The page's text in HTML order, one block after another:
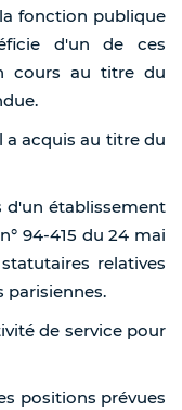
fonction publique
d'un de ces
cours au titre du
a acquis au titre du
d'un établissement
94-415 du 24 mai
relatives
parisiennes.
de service pour
positions prévues